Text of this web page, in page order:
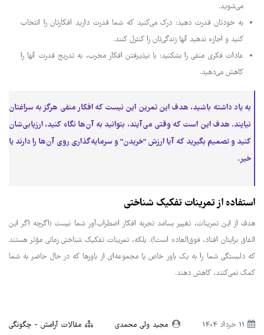
می‌شوید.
به خودتان قدرت دهید: درک می‌کنید که شما قدرت دارید افکارتان را انتخاب
کنید و اجازه ندهید آنها زندگی‌تان را کنترل کنند.
عادات فکری منفی را بشکنید: با نپذیرفتن افکار مخرب، به تدریج قدرت آنها را
کاهش می‌دهید.
به یاد داشته باشید، هدف این تمرین این نیست که افکار منفی هرگز به سراغتان
نیایند. هدف این است که وقتی می‌آیند، بتوانید به آن‌ها نگاه کنید، ارزیابی‌شان
کنید و تصمیم بگیرید که آیا ارزش "خریدن" و سرمایه‌گذاری روی آن‌ها را دارند یا
خیر.
استفاده از تمرینات تفکیک شناختی
هدف از این تمرینات، تغییر بسامد تجربه افکار اضطراب‌آور شما نیست (اگرچه اگر این
اتفاق برایتان افتاد، فوق‌العاده است!). بلکه، تمرینات تفکیک شناختی زمانی مؤثر هستند
که دلبستگی شما را به یک باور خاص یا مجموعه‌ای از باورها که در حال حاضر به شما
کمک نمی‌کنند، کاهش دهند.
11 خرداد 1404 مجید ولی محمدی مقالات آرامش
چگونگی